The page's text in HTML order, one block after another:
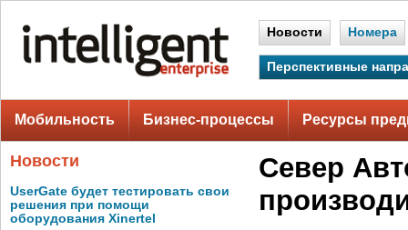
Новости Номера
Перспективные
Мобильность Бизнес-процессы Ресурсы
Новости
UserGate будет тестировать свои
решения при помощи
оборудования Xinertel
Север